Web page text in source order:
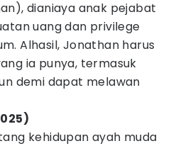
dianiaya anak pejabat
uang dan privilege
Alhasil, Jonathan harus
ia punya, termasuk
demi dapat melawan
kehidupan ayah muda